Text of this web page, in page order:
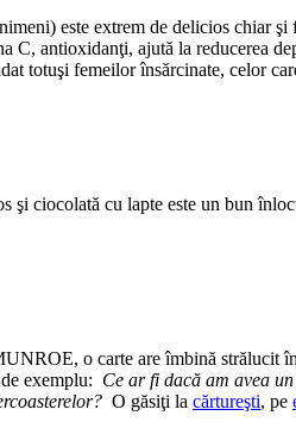
este extrem de delicios chiar
C, antioxidanţi, ajută la reducerea
totuşi femeilor însărcinate, celor
ciocolată cu lapte este un bun
o carte are îmbină strălucit
exemplu: Ce ar fi dacă am avea
O găsiţi la cărtureşti, pe